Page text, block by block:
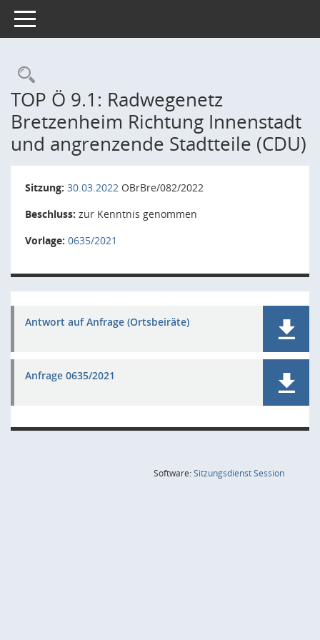
Toggle navigation
Rechercheauswahl
TOP Ö 9.1: Radwegenetz
Bretzenheim Richtung Innenstadt
und angrenzende Stadtteile (CDU)
Sitzung: 30.03.2022 OBrBre/082/2022
Beschluss: zur Kenntnis genommen
Vorlage: 0635/2021
Antwort auf Anfrage (Ortsbeiräte)
Anfrage 0635/2021
Software:SitzungsdienstSession(Wird in